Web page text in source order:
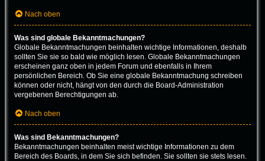
Nach oben
Was sind globale Bekanntmachungen?
Globale Bekanntmachungen beinhalten wichtige Informationen, deshalb
sollten Sie sie so bald wie möglich lesen. Globale Bekanntmachungen
erscheinen ganz oben in jedem Forum und ebenfalls in Ihrem
persönlichen Bereich. Ob Sie eine globale Bekanntmachung schreiben
können oder nicht, hängt von den durch die Board-Administration
vergebenen Berechtigungen ab.
Nach oben
Was sind Bekanntmachungen?
Bekanntmachungen beinhalten meist wichtige Informationen zu dem
Bereich des Boards, in dem Sie sich befinden. Sie sollten sie stets lesen.